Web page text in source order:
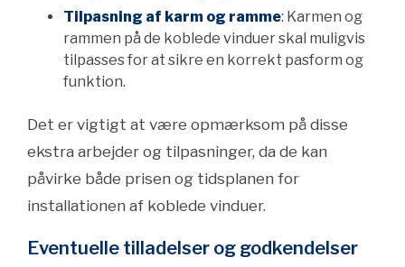
Tilpasning af karm og ramme: Karmen og
rammen på de koblede vinduer skal muligvis
tilpasses for at sikre en korrekt pasform og
funktion.
Det er vigtigt at være opmærksom på disse
ekstra arbejder og tilpasninger, da de kan
påvirke både prisen og tidsplanen for
installationen af koblede vinduer.
Eventuelle tilladelser og godkendelser